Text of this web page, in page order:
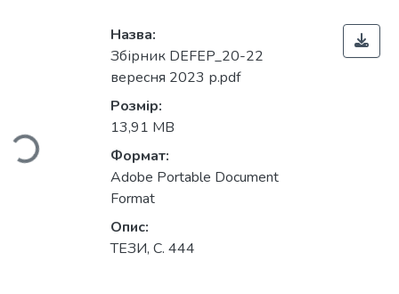
Назва:
Збірник DEFEP_20-22
вересня 2023 р.pdf
Розмір:
13,91 MB
Формат:
Adobe Portable Document
Format
Опис:
ТЕЗИ, С. 444